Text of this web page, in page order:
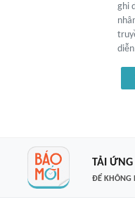
ghi
TẢI ỨNG
ĐỂ KHÔNG